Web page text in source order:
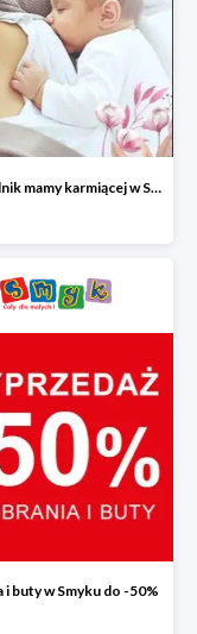
Niezbędnik mamy karmiącej w Smyku do -40%
i buty w Smyku do -50%